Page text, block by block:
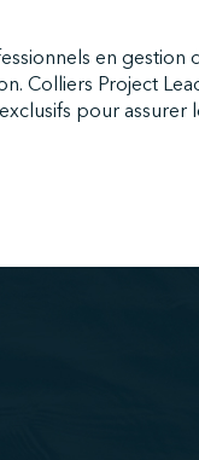
en gestion
Colliers Project
pour assurer